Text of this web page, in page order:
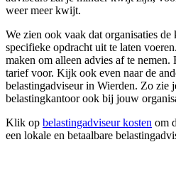
weer meer kwijt.
We zien ook vaak dat organisaties de
specifieke opdracht uit te laten
maken om alleen advies af te nemen.
tarief voor. Kijk ook even naar de
belastingadviseur in Wierden. Zo zie
belastingkantoor ook bij jouw
Klik op belastingadviseur kosten om
een lokale en betaalbare